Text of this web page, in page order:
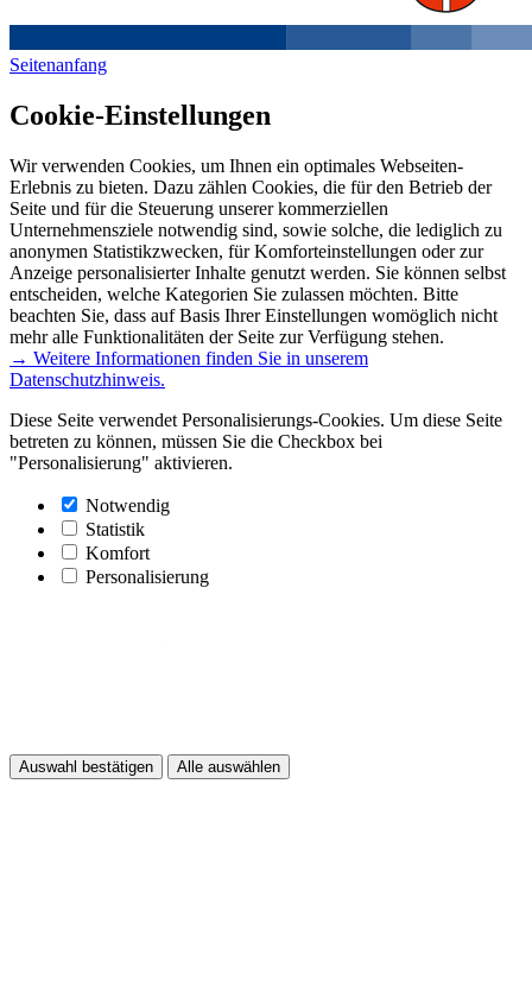
Seitenanfang
Cookie-Einstellungen
Wir verwenden Cookies, um Ihnen ein optimales Webseiten-
Erlebnis zu bieten. Dazu zählen Cookies, die für den Betrieb der
Seite und für die Steuerung unserer kommerziellen
Unternehmensziele notwendig sind, sowie solche, die lediglich zu
anonymen Statistikzwecken, für Komforteinstellungen oder zur
Anzeige personalisierter Inhalte genutzt werden. Sie können selbst
entscheiden, welche Kategorien Sie zulassen möchten. Bitte
beachten Sie, dass auf Basis Ihrer Einstellungen womöglich nicht
mehr alle Funktionalitäten der Seite zur Verfügung stehen.
→ Weitere Informationen finden Sie in unserem
Datenschutzhinweis.
Diese Seite verwendet Personalisierungs-Cookies. Um diese Seite
betreten zu können, müssen Sie die Checkbox bei
"Personalisierung" aktivieren.
Notwendig
Statistik
Komfort
Personalisierung
Auswahl bestätigen Alle auswählen